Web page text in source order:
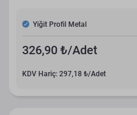
Yiğit Profil Metal
326,90 ₺/Adet
KDV Hariç: 297,18 ₺/Adet